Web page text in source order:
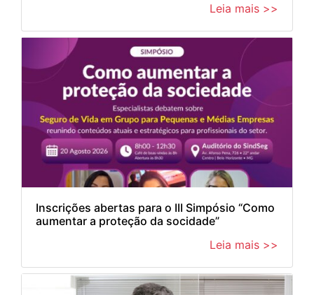
Leia mais >>
Inscrições abertas para o III Simpósio “Como
aumentar a proteção da socidade”
Leia mais >>